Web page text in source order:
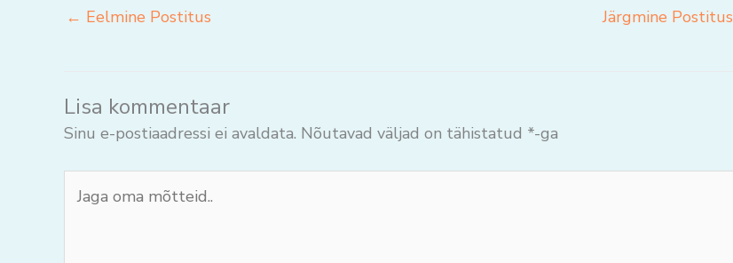
← Eelmine Postitus Järgmine Postitus
Lisa kommentaar
Sinu e-postiaadressi ei avaldata. Nõutavad väljad on tähistatud *-ga
oma